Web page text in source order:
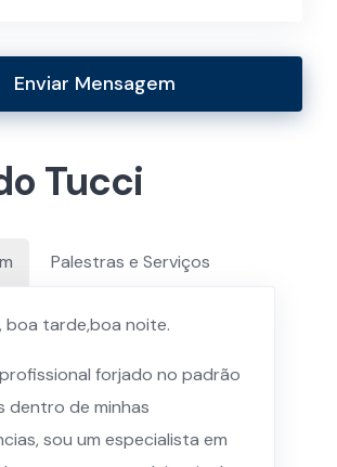
Enviar Mensagem
Tucci
Palestras e Serviços
boa tarde,boa noite.
forjado no padrão
dentro de minhas
sou um especialista em